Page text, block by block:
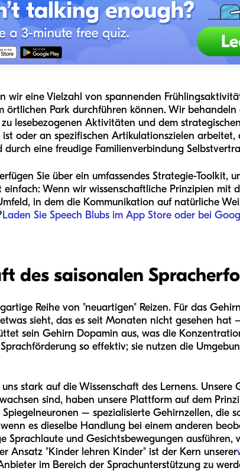
wir eine Vielzahl von spannenden
örtlichen Park durchführen können. Wir
lesebezogenen Aktivitäten und dem
oder an spezifischen Artikulationszielen
durch eine freudige Familienverbindung
Sie über ein umfassendes Strategie-Toolkit,
einfach: Wenn wir wissenschaftliche Prinzipien
in dem die Kommunikation auf natürliche
Laden Sie Speech Blubs im App Store oder bei
des saisonalen
Reihe von "neuartigen" Reizen. Für das
sieht, das es seit Monaten nicht gesehen
sein Gehirn Dopamin aus, was die
so effektiv; sie nutzen die
stark auf die Wissenschaft des Lernens. Unsere
sind, haben unsere Plattform auf dem
– spezialisierte Gehirnzellen, die
es dieselbe Handlung bei einem anderen
Sprachlaute und Gesichtsbewegungen ausführen,
Ansatz "Kinder lehren Kinder" ist der Kern unserer
im Bereich der Sprachunterstützung zu